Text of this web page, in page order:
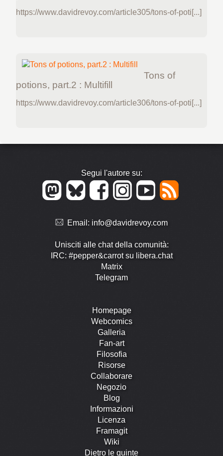
https://www.davidrevoy.com/article305/tons-of-poti[...]
Tons of
potions, part.2 : Multifill
https://www.davidrevoy.com/article306/tons-of-poti[...]
Segui l'autore su:
Email: info@davidrevoy.com
Unisciti alle chat della comunità:
IRC: #pepper&carrot su libera.chat
Matrix
Telegram
Homepage
Webcomics
Galleria
Fan-art
Filosofia
Risorse
Collaborare
Negozio
Blog
Informazioni
Licenza
Framagit
Wiki
Dietro le quinte